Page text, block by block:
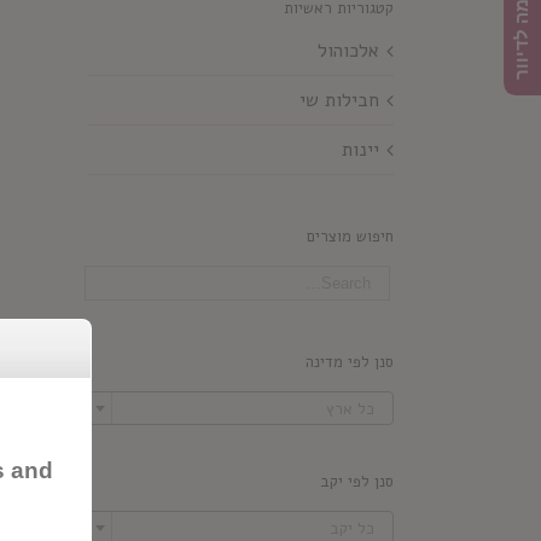
קטגוריות ראשיות
אלכוהול
חבילות שי
יינות
חיפוש מוצרים
סנן לפי מדינה
סנן לפי יקב
and